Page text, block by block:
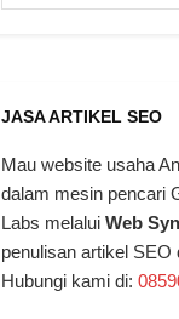
JASA ARTIKEL SEO
Mau website usaha
dalam mesin pencari
Labs melalui Web
penulisan artikel SEO
Hubungi kami di: